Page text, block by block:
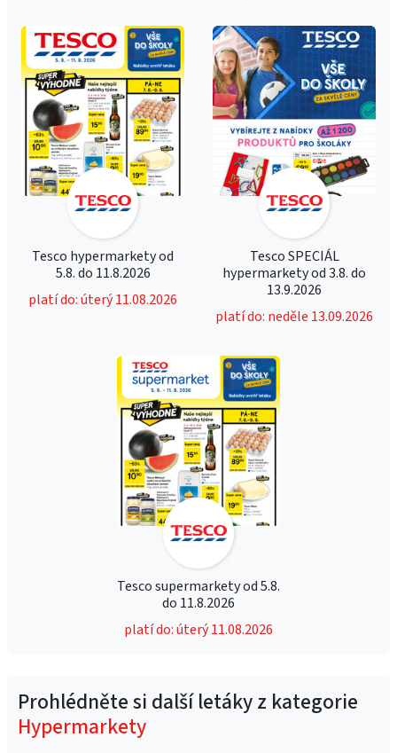
Tesco hypermarkety od
5.8. do 11.8.2026
platí do: úterý 11.08.2026
Tesco SPECIÁL
hypermarkety od 3.8. do
13.9.2026
platí do: neděle 13.09.2026
Tesco supermarkety od 5.8.
do 11.8.2026
platí do: úterý 11.08.2026
Prohlédněte si další letáky z kategorie
Hypermarkety